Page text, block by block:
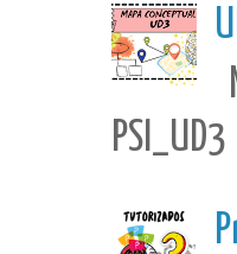
PSI_UD3